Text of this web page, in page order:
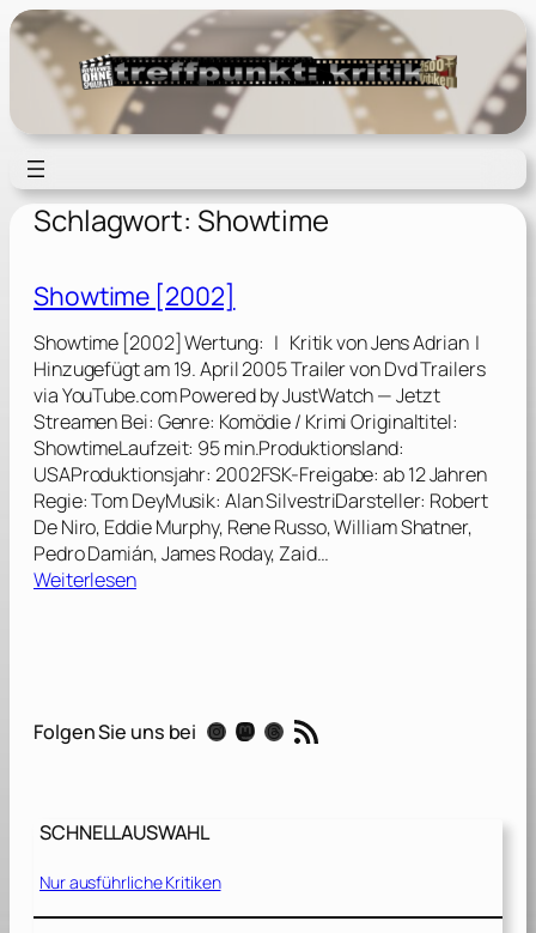
Zum
Inhalt
springen
Schlagwort: Showtime
Showtime [2002]
Showtime [2002] Wertung: | Kritik von Jens Adrian |
Hinzugefügt am 19. April 2005 Trailer von Dvd Trailers
via YouTube.com Powered by JustWatch — Jetzt
Streamen Bei: Genre: Komödie / Krimi Originaltitel:
ShowtimeLaufzeit: 95 min.Produktionsland:
USAProduktionsjahr: 2002FSK-Freigabe: ab 12 Jahren
Regie: Tom DeyMusik: Alan SilvestriDarsteller: Robert
De Niro, Eddie Murphy, Rene Russo, William Shatner,
Pedro Damián, James Roday, Zaid…
Weiterlesen:
i
2
0
2
Folgen Sie uns bei Instagram Mastodon Threads RSS-Feed
SCHNELLAUSWAHL
Nur ausführliche Kritiken